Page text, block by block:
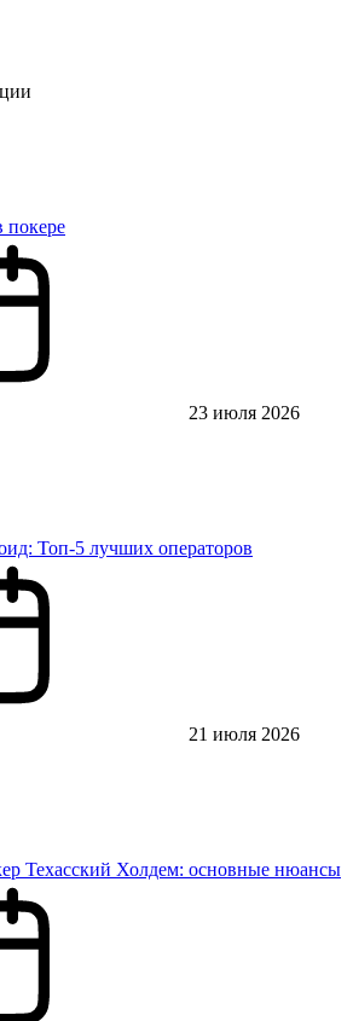
23 июля 2026
Топ-5 лучших операторов
21 июля 2026
Техасский Холдем: основные нюансы